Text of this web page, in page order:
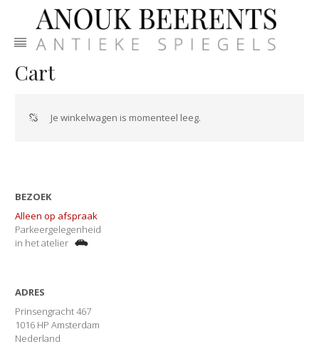
Cart
Je winkelwagen is momenteel leeg.
BEZOEK
Alleen op afspraak
Parkeergelegenheid
in het atelier
ADRES
Prinsengracht 467
1016 HP Amsterdam
Nederland